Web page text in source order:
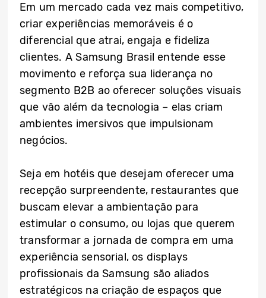
Em um mercado cada vez mais competitivo,
criar experiências memoráveis é o
diferencial que atrai, engaja e fideliza
clientes. A Samsung Brasil entende esse
movimento e reforça sua liderança no
segmento B2B ao oferecer soluções visuais
que vão além da tecnologia – elas criam
ambientes imersivos que impulsionam
negócios.
Seja em hotéis que desejam oferecer uma
recepção surpreendente, restaurantes que
buscam elevar a ambientação para
estimular o consumo, ou lojas que querem
transformar a jornada de compra em uma
experiência sensorial, os displays
profissionais da Samsung são aliados
estratégicos na criação de espaços que